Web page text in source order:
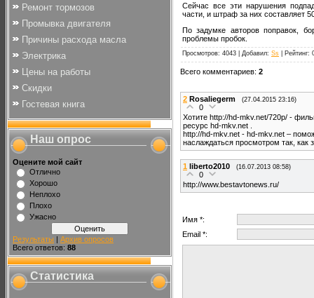
Ремонт тормозов
Промывка двигателя
Причины расхода масла
Электрика
Цены на работы
Скидки
Гостевая книга
Наш опрос
Оцените мой сайт
Отлично
Хорошо
Неплохо
Плохо
Ужасно
Результаты | Архив опросов
Всего ответов: 88
Статистика
Сейчас все эти нарушения
части, и штраф за них составляет
По задумке авторов поправок,
проблемы пробок.
Просмотров: 4043 | Добавил: Ss Рейтинг:
Всего комментариев: 2
2 Rosaliegerm (27.04.2015 23:16)
0
Хотите http://hd-mkv.net/720p/ -
ресурс hd-mkv.net .
http://hd-mkv.net - hd-mkv.net –
наслаждаться просмотром так,
1 liberto2010 (16.07.2013 08:58)
0
http://www.bestavtonews.ru/
Имя *:
Email *: